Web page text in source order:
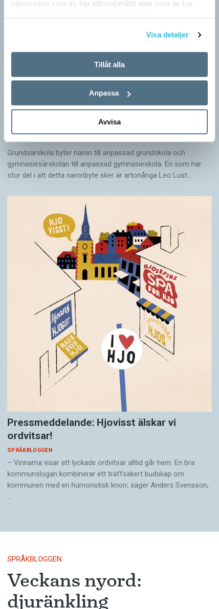
information som du har tillhandahållit eller som de har
Visa detaljer
Tillåt alla
Anpassa
Avvisa
Särskolan byter namn
SPRÅKBLOGGEN
Grundsärskola byter namn till anpassad grundskola och
gymnasiesärskolan till anpassad gymnasieskola. En som har
stor del i att detta namnbyte sker är artonåriga Leo Lust…
Pressmeddelande: Hjovisst älskar vi
ordvitsar!
SPRÅKBLOGGEN
– Vinnarna visar att lyckade ordvitsar alltid går hem. En bra
kommunslogan kombinerar ett träffsäkert budskap om
kommunen med en humoristisk knorr, säger Anders Svensson,
…
SPRÅKBLOGGEN
Veckans nyord:
djuränkling